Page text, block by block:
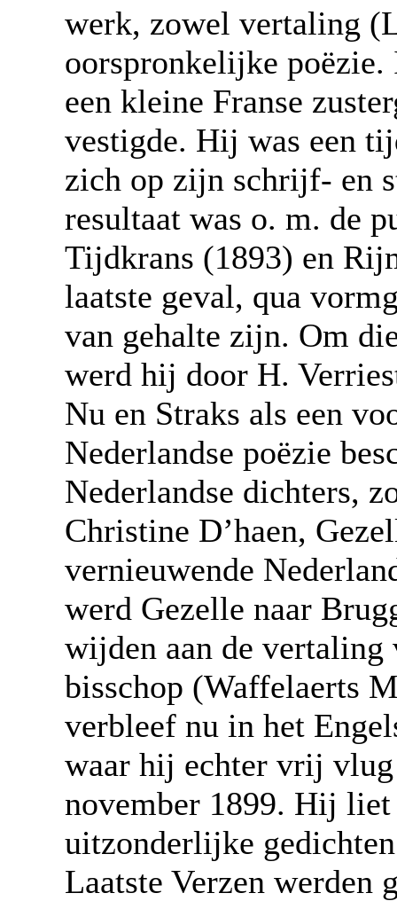
werk, zowel vertaling
oorspronkelijke
een kleine Franse
vestigde. Hij was een
zich op zijn schrijf- en
resultaat was o. m. de
Tijdkrans (1893) en
laatste geval, qua
van gehalte zijn. Om
werd hij door H.
Nu en Straks als een
Nederlandse poëzie
Nederlandse dichters,
Christine D’haen,
vernieuwende
werd Gezelle naar
wijden aan de
bisschop (Waffelaerts
verbleef nu in het
waar hij echter vrij
november 1899. Hij
uitzonderlijke
Laatste Verzen werden